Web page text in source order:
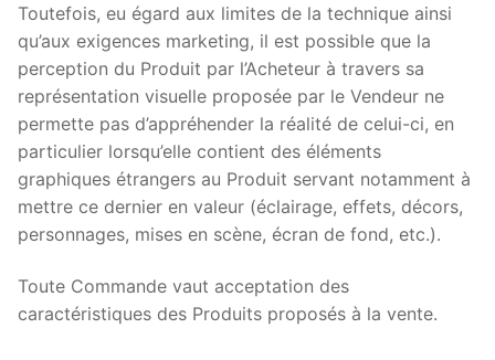
Toutefois, eu égard aux limites de la technique ainsi
qu’aux exigences marketing, il est possible que la
perception du Produit par l’Acheteur à travers sa
représentation visuelle proposée par le Vendeur ne
permette pas d’appréhender la réalité de celui-ci, en
particulier lorsqu’elle contient des éléments
graphiques étrangers au Produit servant notamment à
mettre ce dernier en valeur (éclairage, effets, décors,
personnages, mises en scène, écran de fond, etc.).
Toute Commande vaut acceptation des
caractéristiques des Produits proposés à la vente.